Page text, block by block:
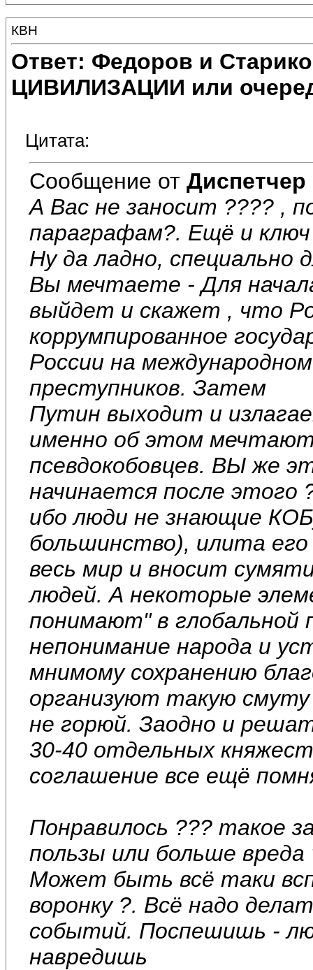
КВН
Ответ: Федоров и
ЦИВИЛИЗАЦИИ или
Цитата:
Сообщение от Диспетчер
А Вас не заносит ???? ,
параграфам?. Ещё и
Ну да ладно, специально
Вы мечтаете - Для
выйдет и скажет , что
коррумпированное
России на
преступников. Затем
Путин выходит и
именно об этом
псевдокобовцев. ВЫ же
начинается после этого
ибо люди не знающие
большинство), илита
весь мир и вносит
людей. А некоторые
понимают" в глобальной
непонимание народа и
мнимому сохранению
организуют такую смуту
не горюй. Заодно и
30-40 отдельных
соглашение все ещё
Понравилось ??? такое
пользы или больше вреда
Может быть всё таки
воронку ?. Всё надо
событий. Поспешишь -
навредишь